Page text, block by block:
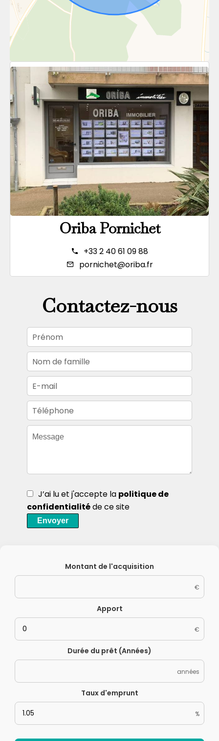
Oriba Pornichet
+33 2 40 61 09 88
pornichet@oriba.fr
Contactez-nous
J’ai lu et j'accepte la politique de
confidentialitéde ce site
Envoyer
Montant de l'acquisition
€
Apport
€
Durée du prêt (Années)
années
Taux d'emprunt
%